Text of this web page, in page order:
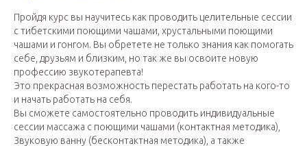
Пройдя курс вы научитесь как проводить целительные сессии
с тибетскими поющими чашами, хрустальными поющими
чашами и гонгом. Вы обретете не только знания как помогать
себе, друзьям и близким, но так же вы освоите новую
профессию звукотерапевта!
Это прекрасная возможность перестать работать на кого-то
и начать работать на себя.
Вы сможете самостоятельно проводить индивидуальные
сессии массажа с поющими чашами (контактная методика),
Звуковую ванну (бесконтактная методика), а также